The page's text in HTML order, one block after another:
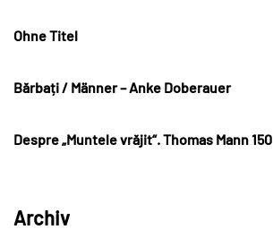
Ohne Titel
Bărbați / Männer – Anke Doberauer
Despre „Muntele vrăjit“. Thomas Mann 150
Archiv